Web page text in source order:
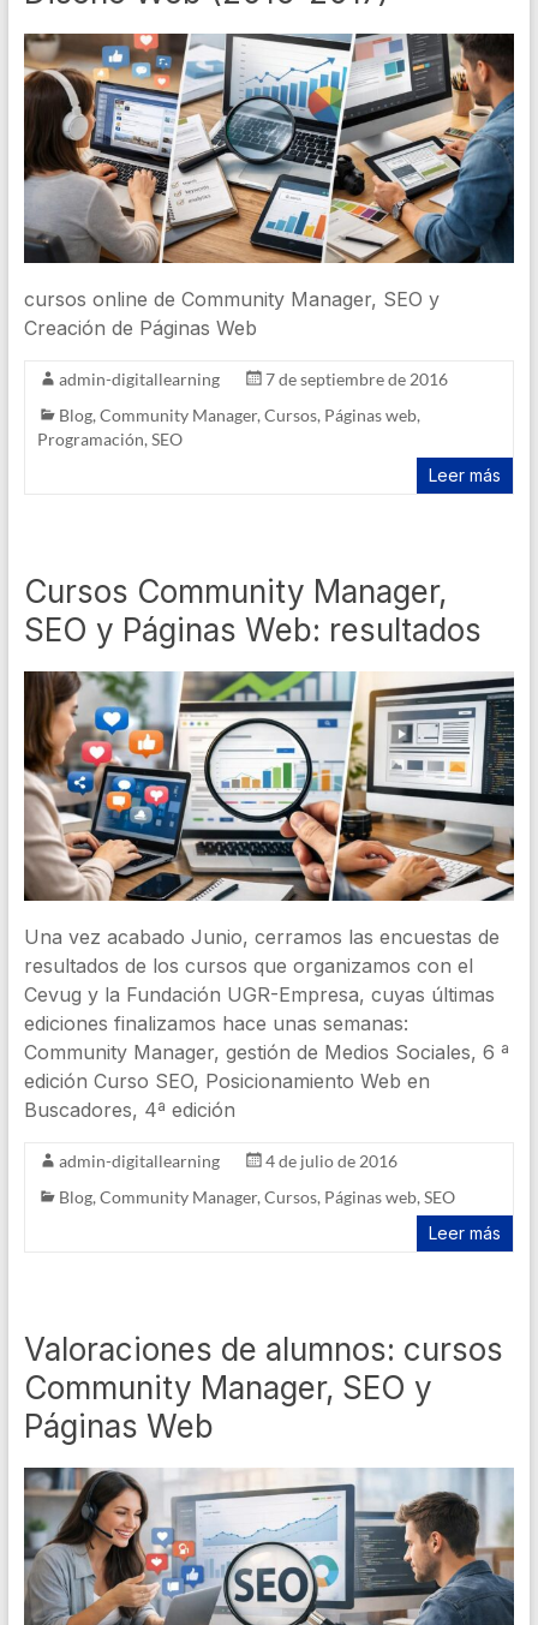
cursos online de Community Manager, SEO y
Creación de Páginas Web
admin-digitallearning
7 de septiembre de 2016
Blog, Community Manager, Cursos, Páginas web,
Programación, SEO
Leer más
Cursos Community Manager,
SEO y Páginas Web: resultados
Una vez acabado Junio, cerramos las encuestas de
resultados de los cursos que organizamos con el
Cevug y la Fundación UGR-Empresa, cuyas últimas
ediciones finalizamos hace unas semanas:
Community Manager, gestión de Medios Sociales, 6 ª
edición Curso SEO, Posicionamiento Web en
Buscadores, 4ª edición
admin-digitallearning
4 de julio de 2016
Blog, Community Manager, Cursos, Páginas web, SEO
Leer más
Valoraciones de alumnos: cursos
Community Manager, SEO y
Páginas Web